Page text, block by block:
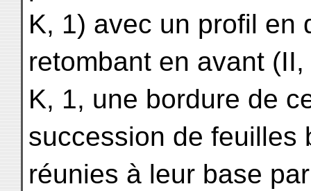
K, 1) avec un profil en
retombant en avant
K, 1, une bordure de
succession de feuilles
réunies à leur base